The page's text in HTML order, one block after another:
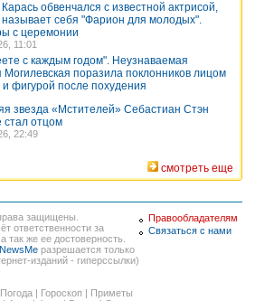
Карась обвенчался с известной актрисой,
называет себя "Фарион для молодых".
с церемонии
11:01
с каждым годом". Неузнаваемая
Могилевская поразила поклонников лицом
фигурой после похудения
звезда «Мстителей» Себастиан Стэн
стал отцом
22:49
смотреть еще
защищены.
ответственности за
же ее достоверность.
NewsMe разрешается только
изданий - гиперссылки)
Погода | Гороскоп | Приметы
Правообладателям
Связаться с нами